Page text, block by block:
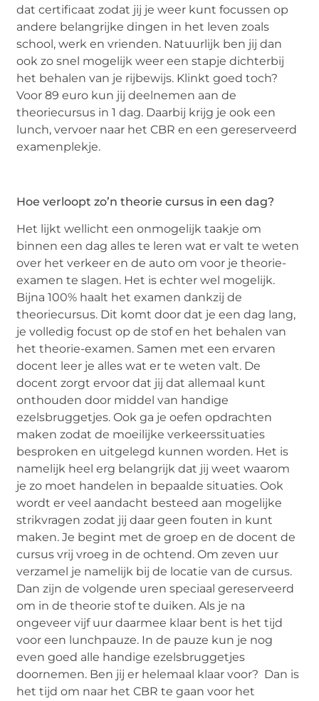
dat certificaat zodat jij je weer kunt focussen op
andere belangrijke dingen in het leven zoals
school, werk en vrienden. Natuurlijk ben jij dan
ook zo snel mogelijk weer een stapje dichterbij
het behalen van je rijbewijs. Klinkt goed toch?
Voor 89 euro kun jij deelnemen aan de
theoriecursus in 1 dag. Daarbij krijg je ook een
lunch, vervoer naar het CBR en een gereserveerd
examenplekje.
Hoe verloopt zo’n theorie cursus in een dag?
Het lijkt wellicht een onmogelijk taakje om
binnen een dag alles te leren wat er valt te weten
over het verkeer en de auto om voor je theorie-
examen te slagen. Het is echter wel mogelijk.
Bijna 100% haalt het examen dankzij de
theoriecursus. Dit komt door dat je een dag lang,
je volledig focust op de stof en het behalen van
het theorie-examen. Samen met een ervaren
docent leer je alles wat er te weten valt. De
docent zorgt ervoor dat jij dat allemaal kunt
onthouden door middel van handige
ezelsbruggetjes. Ook ga je oefen opdrachten
maken zodat de moeilijke verkeerssituaties
besproken en uitgelegd kunnen worden. Het is
namelijk heel erg belangrijk dat jij weet waarom
je zo moet handelen in bepaalde situaties. Ook
wordt er veel aandacht besteed aan mogelijke
strikvragen zodat jij daar geen fouten in kunt
maken. Je begint met de groep en de docent de
cursus vrij vroeg in de ochtend. Om zeven uur
verzamel je namelijk bij de locatie van de cursus.
Dan zijn de volgende uren speciaal gereserveerd
om in de theorie stof te duiken. Als je na
ongeveer vijf uur daarmee klaar bent is het tijd
voor een lunchpauze. In de pauze kun je nog
even goed alle handige ezelsbruggetjes
doornemen. Ben jij er helemaal klaar voor? Dan is
het tijd om naar het CBR te gaan voor het